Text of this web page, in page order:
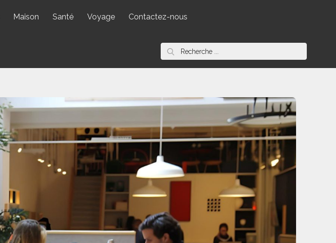
Maison Santé Voyage Contactez-nous
Search
for: